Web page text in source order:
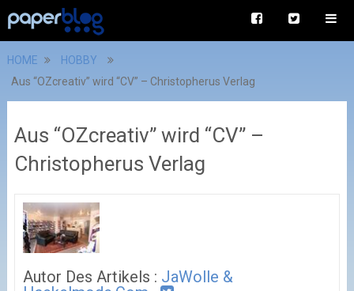
HOME
HOBBY
Aus “OZcreativ” wird “CV” – Christopherus Verlag
Aus “OZcreativ” wird “CV” –
Christopherus Verlag
Autor Des Artikels : JaWolle &